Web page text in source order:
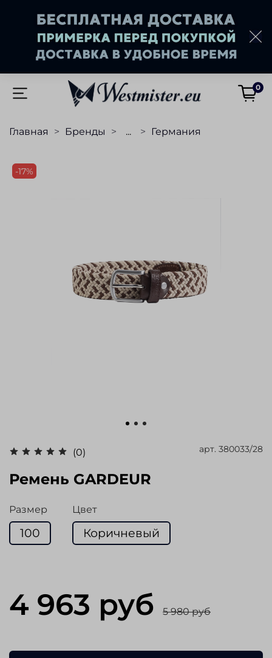
0
Главная Бренды ... Германия
-17%
(0) арт. 380033/28
Ремень GARDEUR
Размер
100
Цвет
Коричневый
4 963 руб 5 980 руб